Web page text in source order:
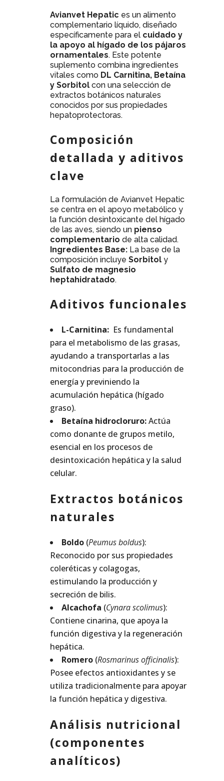
Avianvet Hepatic es un alimento
complementario líquido, diseñado
específicamente para el cuidado y
la apoyo al hígado de los pájaros
ornamentales. Este potente
suplemento combina ingredientes
vitales como DL Carnitina, Betaína
y Sorbitol con una selección de
extractos botánicos naturales
conocidos por sus propiedades
hepatoprotectoras.
Composición
detallada y aditivos
clave
La formulación de Avianvet Hepatic
se centra en el apoyo metabólico y
la función desintoxicante del hígado
de las aves, siendo un pienso
complementario de alta calidad.
Ingredientes Base: La base de la
composición incluye Sorbitol y
Sulfato de magnesio
heptahidratado.
Aditivos funcionales
L-Carnitina: Es fundamental
para el metabolismo de las grasas,
ayudando a transportarlas a las
mitocondrias para la producción de
energía y previniendo la
acumulación hepática (hígado
graso).
Betaína hidrocloruro:Actúa
como donante de grupos metilo,
esencial en los procesos de
desintoxicación hepática y la salud
celular.
Extractos botánicos
naturales
Boldo (Peumus boldus):
Reconocido por sus propiedades
coleréticas y colagogas,
estimulando la producción y
secreción de bilis.
Alcachofa (Cynara scolimus):
Contiene cinarina, que apoya la
función digestiva y la regeneración
hepática.
Romero (Rosmarinus officinalis):
Posee efectos antioxidantes y se
utiliza tradicionalmente para apoyar
la función hepática y digestiva.
Análisis nutricional
(componentes
analíticos)